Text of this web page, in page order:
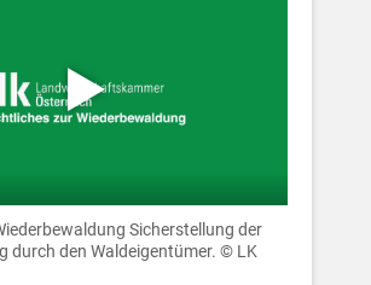
Sicherstellung der
durch den Waldeigentümer. © LK